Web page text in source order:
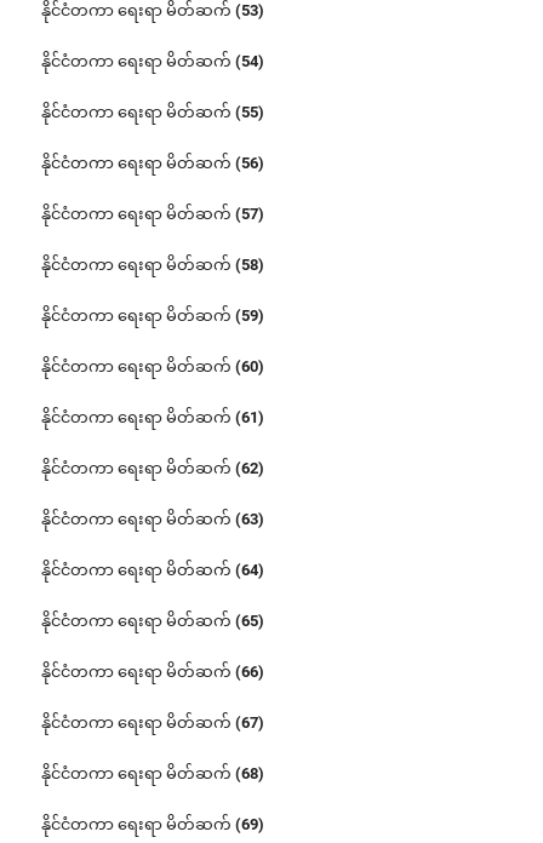
နိုင်ငံတကာ ရေးရာ မိတ်ဆက် (53)
နိုင်ငံတကာ ရေးရာ မိတ်ဆက် (54)
နိုင်ငံတကာ ရေးရာ မိတ်ဆက် (55)
နိုင်ငံတကာ ရေးရာ မိတ်ဆက် (56)
နိုင်ငံတကာ ရေးရာ မိတ်ဆက် (57)
နိုင်ငံတကာ ရေးရာ မိတ်ဆက် (58)
နိုင်ငံတကာ ရေးရာ မိတ်ဆက် (59)
နိုင်ငံတကာ ရေးရာ မိတ်ဆက် (60)
နိုင်ငံတကာ ရေးရာ မိတ်ဆက် (61)
နိုင်ငံတကာ ရေးရာ မိတ်ဆက် (62)
နိုင်ငံတကာ ရေးရာ မိတ်ဆက် (63)
နိုင်ငံတကာ ရေးရာ မိတ်ဆက် (64)
နိုင်ငံတကာ ရေးရာ မိတ်ဆက် (65)
နိုင်ငံတကာ ရေးရာ မိတ်ဆက် (66)
နိုင်ငံတကာ ရေးရာ မိတ်ဆက် (67)
နိုင်ငံတကာ ရေးရာ မိတ်ဆက် (68)
နိုင်ငံတကာ ရေးရာ မိတ်ဆက် (69)